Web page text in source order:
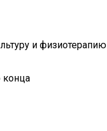
и физиотерапию
конца